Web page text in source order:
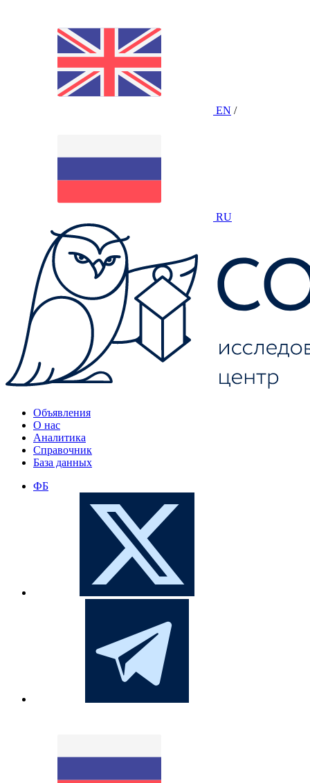
EN /
RU
Объявления
О нас
Аналитика
Справочник
База данных
ФБ